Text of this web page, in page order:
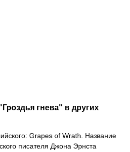
гнева" в других
Grapes of Wrath. Название
писателя Джона Эрнста